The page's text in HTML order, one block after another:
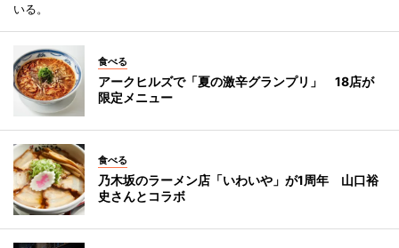
いる。
食べる
アークヒルズで「夏の激辛グランプリ」 18店が
限定メニュー
食べる
乃木坂のラーメン店「いわいや」が1周年 山口裕
史さんとコラボ